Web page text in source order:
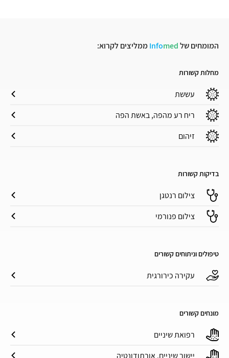
המומחים של Infomed ממליצים לקרוא:
מחלות קשורות
עששת
ריח רע מהפה, באשת הפה
זיהום
בדיקות קשורות
צילום רנטגן
צילום פנורמי
טיפולים וניתוחים קשורים
עקירה כירורגית
מונחים קשורים
רפואת שיניים
יישור שיניים, אורתודונטיה